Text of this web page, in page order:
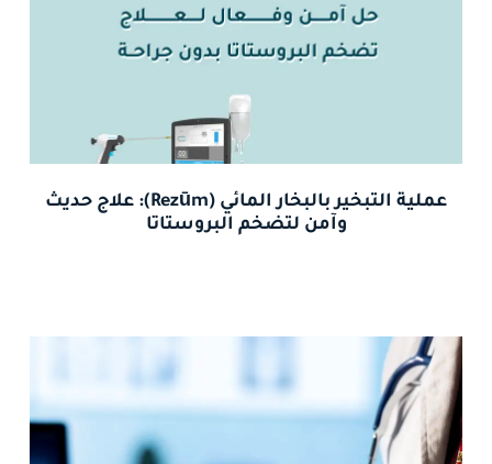
عملية التبخير بالبخار المائي (Rezūm): علاج حديث
وآمن لتضخم البروستاتا